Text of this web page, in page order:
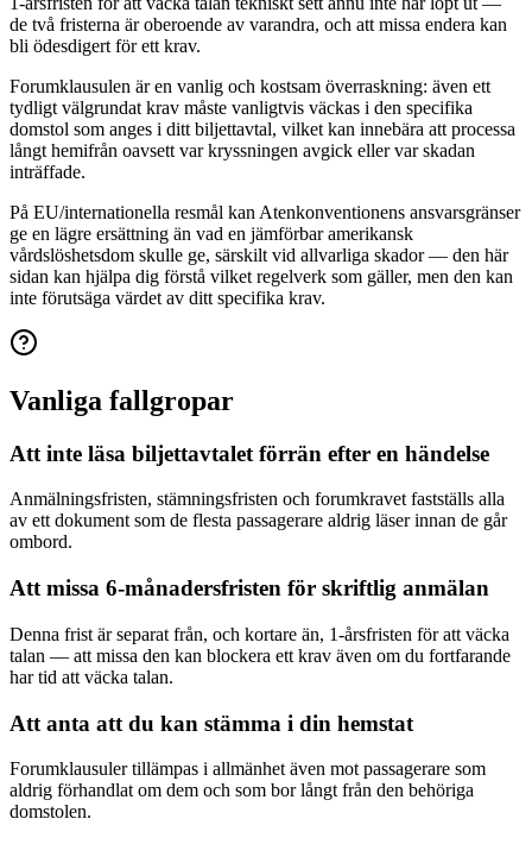
de två fristerna är oberoende av varandra, och att missa endera kan
bli ödesdigert för ett krav.
Forumklausulen är en vanlig och kostsam överraskning: även ett
tydligt välgrundat krav måste vanligtvis väckas i den specifika
domstol som anges i ditt biljettavtal, vilket kan innebära att processa
långt hemifrån oavsett var kryssningen avgick eller var skadan
inträffade.
På EU/internationella resmål kan Atenkonventionens ansvarsgränser
ge en lägre ersättning än vad en jämförbar amerikansk
vårdslöshetsdom skulle ge, särskilt vid allvarliga skador — den här
sidan kan hjälpa dig förstå vilket regelverk som gäller, men den kan
inte förutsäga värdet av ditt specifika krav.
Vanliga fallgropar
Att inte läsa biljettavtalet förrän efter en händelse
Anmälningsfristen, stämningsfristen och forumkravet fastställs alla
av ett dokument som de flesta passagerare aldrig läser innan de går
ombord.
Att missa 6-månadersfristen för skriftlig anmälan
Denna frist är separat från, och kortare än, 1-årsfristen för att väcka
talan — att missa den kan blockera ett krav även om du fortfarande
har tid att väcka talan.
Att anta att du kan stämma i din hemstat
Forumklausuler tillämpas i allmänhet även mot passagerare som
aldrig förhandlat om dem och som bor långt från den behöriga
domstolen.